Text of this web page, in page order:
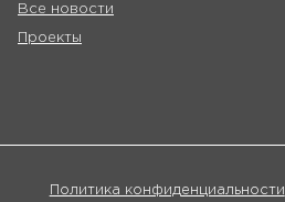
Все новости
Проекты
Политика конфиденциальности